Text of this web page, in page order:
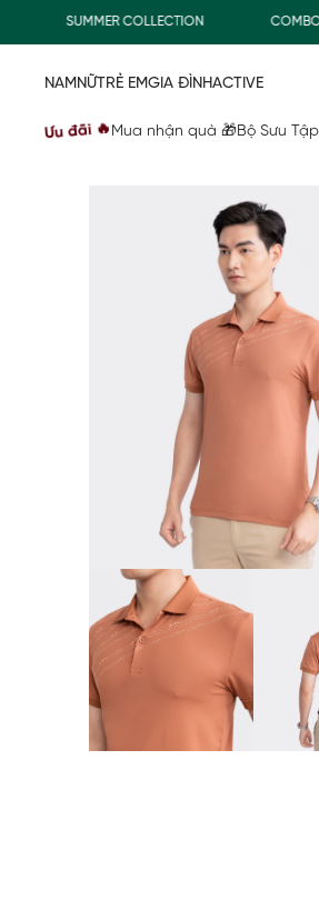
SUMMER COLLECTION COMBO
NAMNỮTRẺ EMGIA ĐÌNHACTIVE
Ưu đãi 🔥 Mua nhận quà 🎁Bộ Sưu Tập